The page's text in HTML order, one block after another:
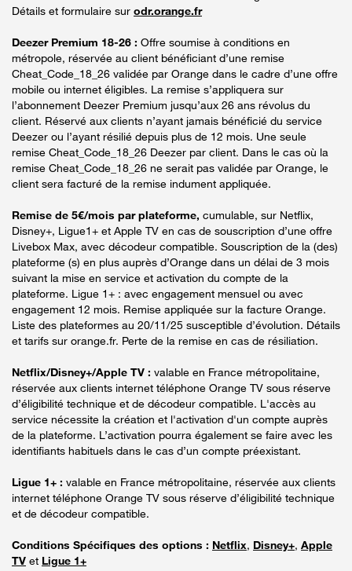
Détails et formulaire sur odr.orange.fr
Deezer Premium 18-26 : Offre soumise à conditions en
métropole, réservée au client bénéficiant d’une remise
Cheat_Code_18_26 validée par Orange dans le cadre d’une offre
mobile ou internet éligibles. La remise s’appliquera sur
l’abonnement Deezer Premium jusqu’aux 26 ans révolus du
client. Réservé aux clients n’ayant jamais bénéficié du service
Deezer ou l’ayant résilié depuis plus de 12 mois. Une seule
remise Cheat_Code_18_26 Deezer par client. Dans le cas où la
remise Cheat_Code_18_26 ne serait pas validée par Orange, le
client sera facturé de la remise indument appliquée.
Remise de 5€/mois par plateforme, cumulable, sur Netflix,
Disney+, Ligue1+ et Apple TV en cas de souscription d’une offre
Livebox Max, avec décodeur compatible. Souscription de la (des)
plateforme (s) en plus auprès d’Orange dans un délai de 3 mois
suivant la mise en service et activation du compte de la
plateforme. Ligue 1+ : avec engagement mensuel ou avec
engagement 12 mois. Remise appliquée sur la facture Orange.
Liste des plateformes au 20/11/25 susceptible d’évolution. Détails
et tarifs sur orange.fr. Perte de la remise en cas de résiliation.
Netflix/Disney+/Apple TV : valable en France métropolitaine,
réservée aux clients internet téléphone Orange TV sous réserve
d’éligibilité technique et de décodeur compatible. L'accès au
service nécessite la création et l'activation d'un compte auprès
de la plateforme. L’activation pourra également se faire avec les
identifiants habituels dans le cas d’un compte préexistant.
Ligue 1+ : valable en France métropolitaine, réservée aux clients
internet téléphone Orange TV sous réserve d’éligibilité technique
et de décodeur compatible.
Conditions Spécifiques des options : Netflix, Disney+, Apple
TV et Ligue 1+